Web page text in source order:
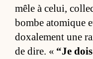
mêle à ce­lui,
bombe ato­mique
doxa­le­ment une
de dire. « “Je